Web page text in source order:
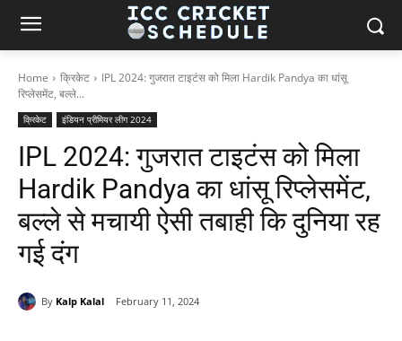
Home क्रिकेट
IPL 2024: गुजरात टाइटंस को मिला Hardik Pandya का धांसू
रिप्लेसमेंट, बल्ले...
क्रिकेट इंडियन प्रीमियर लीग 2024
IPL 2024: गुजरात टाइटंस को मिला
Hardik Pandya का धांसू रिप्लेसमेंट,
बल्ले से मचायी ऐसी तबाही कि दुनिया रह
गई दंग
By Kalp Kalal February 11, 2024